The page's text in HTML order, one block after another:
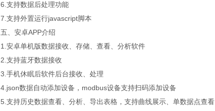
6.支持数据后处理功能
7.支持外置运行javascript脚本
五、安卓APP介绍
1.安卓单机版数据接收、存储、查看、分析软件
2.支持蓝牙数据接收
3.手机休眠后软件后台接收、处理
4.json数据自动添加设备，modbus设备支持扫码添加设备
5.支持历史数据查看、分析、导出表格，支持曲线展示、单数据点查看